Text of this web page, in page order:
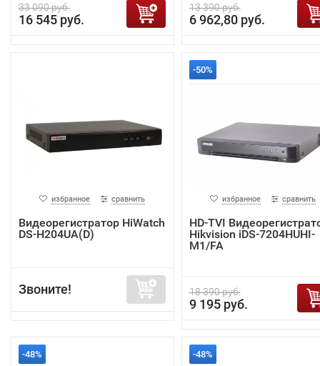
33 090 руб.
16 545 руб.
13 390 руб.
6 962,80 руб.
избранное сравнить
Видеорегистратор HiWatch
DS-H204UA(D)
Звоните!
-50%
избранное сравнить
HD-TVI
Hikvision iDS-7204HUHI-
M1/FA
18 390 руб.
9 195 руб.
-48% -48%